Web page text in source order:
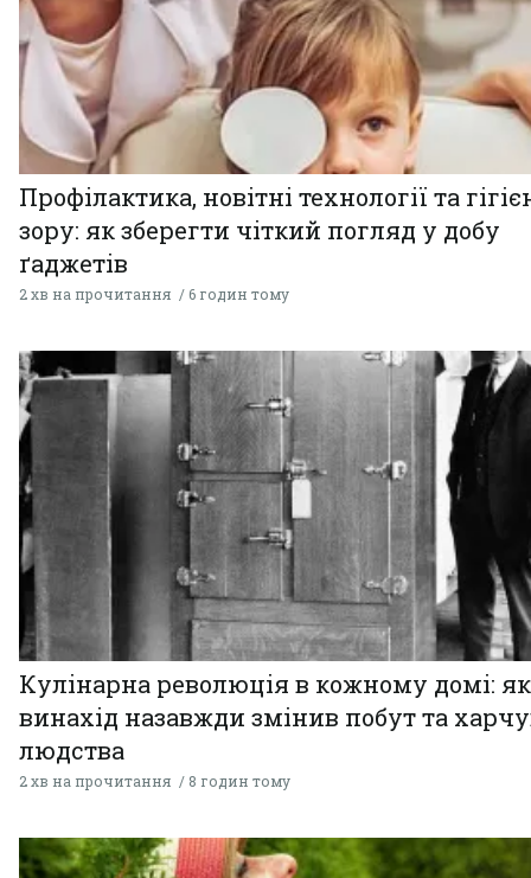
Профілактика, новітні технології та
зору: як зберегти чіткий погляд у добу
ґаджетів
2 хв на прочитання 6 годин тому
Кулінарна революція в кожному домі:
винахід назавжди змінив побут та
людства
2 хв на прочитання 8 годин тому